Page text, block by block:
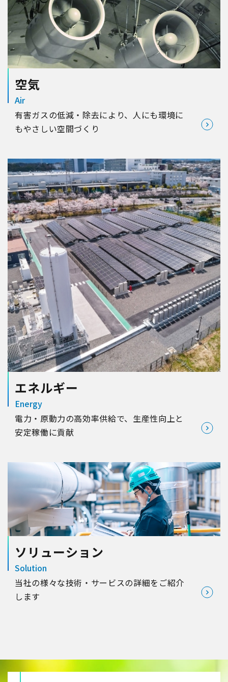
空気
Air
有害ガスの低減・除去により、人にも環境に
もやさしい空間づくり
エネルギー
Energy
電力・原動力の高効率供給で、生産性向上と
安定稼働に貢献
ソリューション
Solution
当社の様々な技術・サービスの詳細をご紹介
します